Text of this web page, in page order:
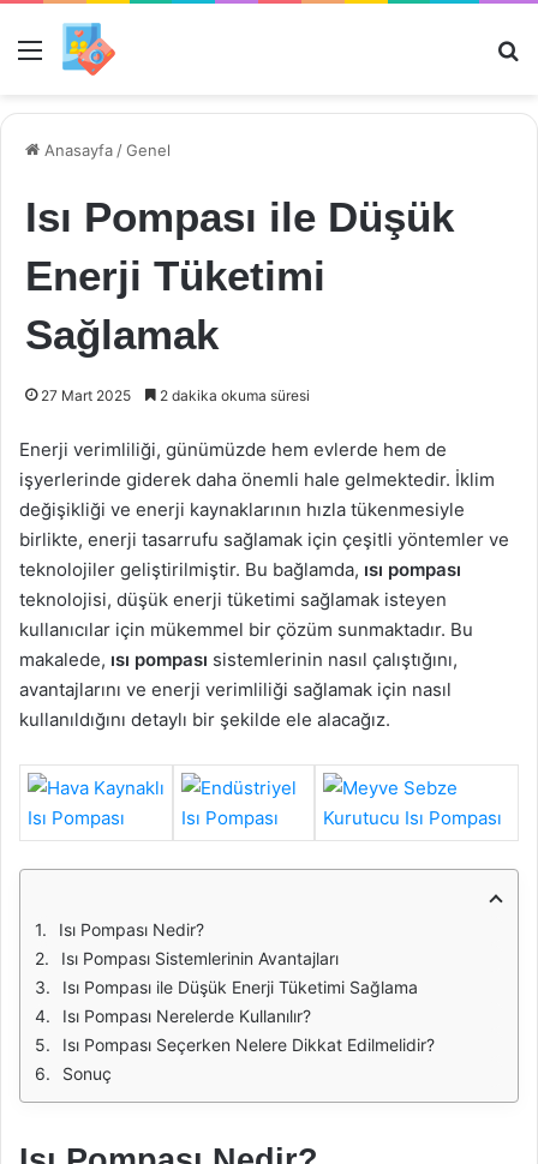
Menü
Anasayfa /Genel
Isı Pompası ile Düşük
Enerji Tüketimi
Sağlamak
27 Mart 2025 2 dakika okuma süresi
Enerji verimliliği, günümüzde hem evlerde hem de
işyerlerinde giderek daha önemli hale gelmektedir. İklim
değişikliği ve enerji kaynaklarının hızla tükenmesiyle
birlikte, enerji tasarrufu sağlamak için çeşitli yöntemler ve
teknolojiler geliştirilmiştir. Bu bağlamda, ısı pompası
teknolojisi, düşük enerji tüketimi sağlamak isteyen
kullanıcılar için mükemmel bir çözüm sunmaktadır. Bu
makalede, ısı pompası sistemlerinin nasıl çalıştığını,
avantajlarını ve enerji verimliliği sağlamak için nasıl
kullanıldığını detaylı bir şekilde ele alacağız.
Isı Pompası Nedir?
Isı Pompası Sistemlerinin Avantajları
Isı Pompası ile Düşük Enerji Tüketimi Sağlama
Isı Pompası Nerelerde Kullanılır?
Isı Pompası Seçerken Nelere Dikkat Edilmelidir?
Sonuç